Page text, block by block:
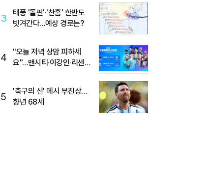
3
태풍 '돌핀'·'찬홈' 한반도
빗겨간다…예상 경로는?
4
"오늘 저녁 상암 피하세
요"…맨시티·이강인·리센느
5
'축구의 신' 메시 부친상…
향년 68세